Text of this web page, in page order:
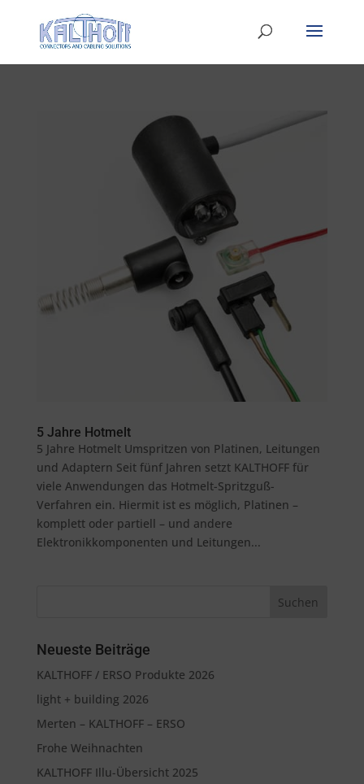
5 Jahre Hotmelt
5 Jahre Hotmelt Umspritzen von Platinen, Leitungen
und Adaptern Seit fünf Jahren setzt KALTHOFF für
viele Anwendungen das Hotmelt-Spritzguß-
Verfahren ein. Hiermit ist es möglich, Platinen –
komplett oder partiell – und andere
Elektronikkomponenten und Leitungen...
Neueste Beiträge
KALTHOFF / ERSO Produkte 2026
light + building 2026
Merten – KALTHOFF – ERSO
Frohe Weihnachten
KALTHOFF Illu-Übersicht 2025